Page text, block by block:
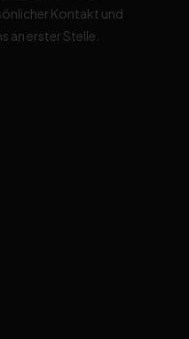
Kontakt und
an erster Stelle.